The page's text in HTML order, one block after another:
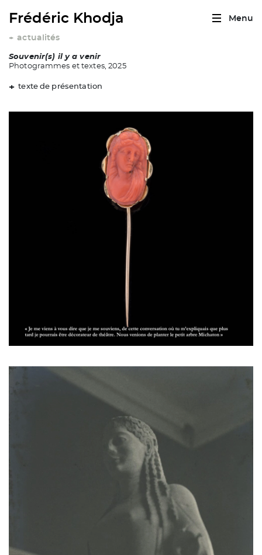
Frédéric Khodja
+ actualités
Menu
Souvenir(s) il y a venir
Photogrammes et textes, 2025
texte de présentation